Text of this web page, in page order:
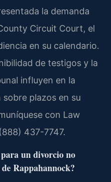
la demanda
Circuit Court, el
en su calendario.
de testigos y la
influyen en la
plazos en su
con Law
437-7747.
un divorcio no
Rappahannock?